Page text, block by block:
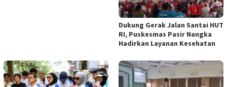
Dukung Gerak Jalan Santai HUT
RI, Puskesmas Pasir Nangka
Hadirkan Layanan Kesehatan